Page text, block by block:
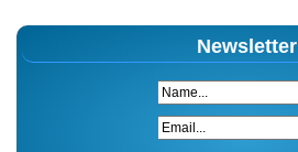
Newsletter